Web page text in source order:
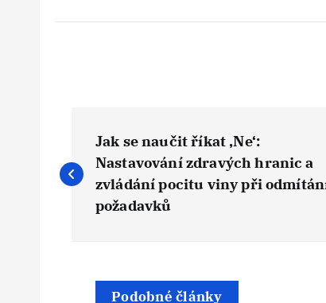
a
Jak se naučit říkat ‚Ne‘:
Nastavování zdravých hranic a
zvládání pocitu viny při
požadavků
Podobné články